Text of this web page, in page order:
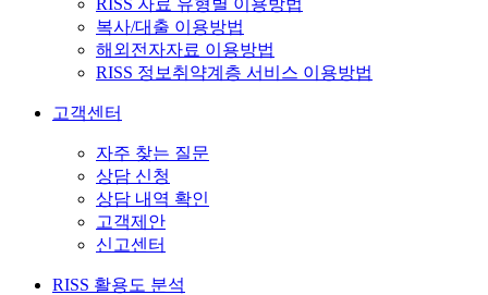
RISS 자료 유형별 이용방법
복사/대출 이용방법
해외전자자료 이용방법
RISS 정보취약계층 서비스 이용방법
고객센터
자주 찾는 질문
상담 신청
상담 내역 확인
고객제안
신고센터
RISS 활용도 분석